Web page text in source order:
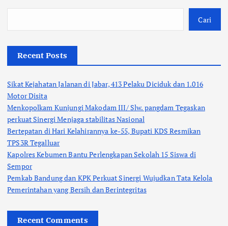
Cari
Recent Posts
Sikat Kejahatan Jalanan di Jabar, 413 Pelaku Diciduk dan 1.016
Motor Disita
Menkopolkam Kunjungi Makodam III/ Slw. pangdam Tegaskan
perkuat Sinergi Menjaga stabilitas Nasional
Bertepatan di Hari Kelahirannya ke-55, Bupati KDS Resmikan
TPS3R Tegalluar
Kapolres Kebumen Bantu Perlengkapan Sekolah 15 Siswa di
Sempor
Pemkab Bandung dan KPK Perkuat Sinergi Wujudkan Tata Kelola
Pemerintahan yang Bersih dan Berintegritas
Recent Comments